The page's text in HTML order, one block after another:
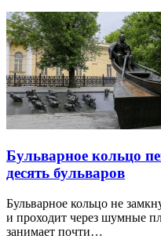
Бульварное кольцо
десять бульваров
Бульварное кольцо не
и проходит через шумные
занимает почти…